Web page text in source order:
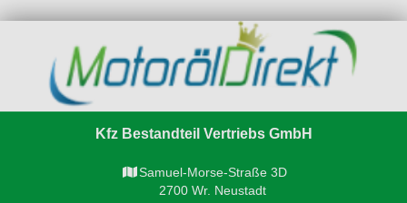
Kfz Bestandteil Vertriebs GmbH
Samuel-Morse-Straße 3D
2700 Wr. Neustadt